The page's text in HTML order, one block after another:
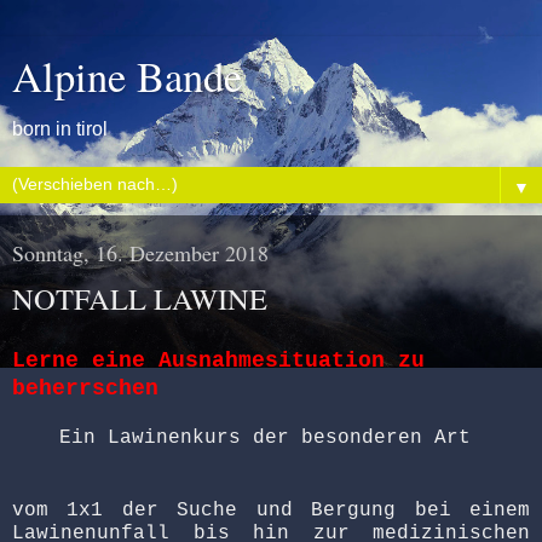
Alpine Bande
born in tirol
▼
Sonntag, 16. Dezember 2018
NOTFALL LAWINE
Lerne eine Ausnahmesituation zu
beherrschen
Ein Lawinenkurs der besonderen Art
vom 1x1 der Suche und Bergung bei einem
Lawinenunfall bis hin zur medizinischen